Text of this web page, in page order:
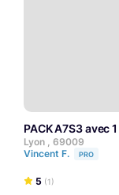
PACK A7S3 avec
Lyon , 69009
Vincent F.
PRO
5 (1)